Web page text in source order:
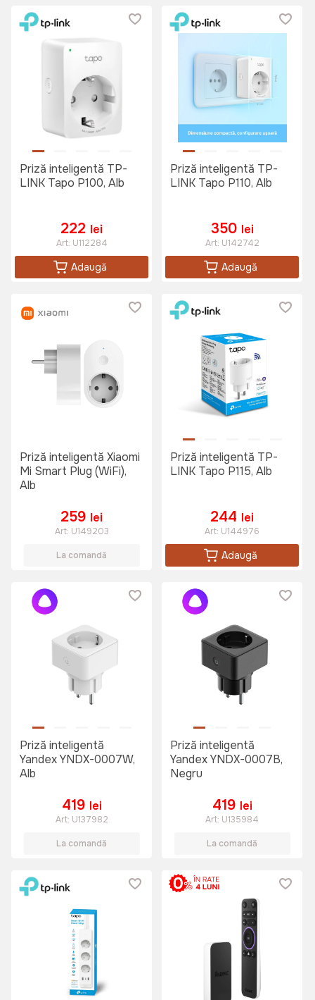
Priză inteligentă TP-
LINK Tapo P100, Alb
222 lei
Art: U112284
Adaugă
Priză inteligentă TP-
LINK Tapo P110, Alb
350 lei
Art: U142742
Adaugă
Priză inteligentă Xiaomi
Mi Smart Plug (WiFi),
Alb
259 lei
Art: U149203
La comandă
Priză inteligentă TP-
LINK Tapo P115, Alb
244 lei
Art: U144976
Adaugă
Priză inteligentă
Yandex YNDX-0007W,
Alb
419 lei
Art: U137982
La comandă
Priză inteligentă
Yandex YNDX-0007B,
Negru
419 lei
Art: U135984
La comandă